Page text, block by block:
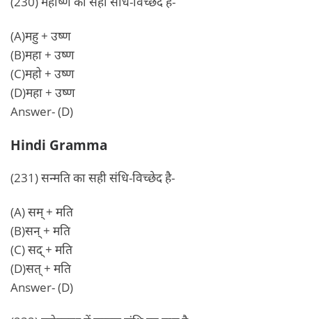
(A)महु + उष्ण
(B)महा + उष्ण
(C)महो + उष्ण
(D)महा + उष्ण
Answer- (D)
Hindi Gramma
(231) सन्मति का सही संधि-विच्छेद है-
(A) सम् + मति
(B)सन् + मति
(C) सद् + मति
(D)सत् + मति
Answer- (D)